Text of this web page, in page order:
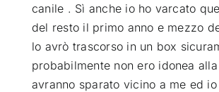
canile . Sì anche io ho varcato
del resto il primo anno e mezzo
lo avrò trascorso in un box
probabilmente non ero idonea
avranno sparato vicino a me ed